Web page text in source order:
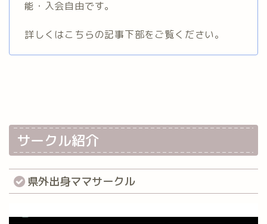
能・入会自由です。
詳しくはこちらの記事下部をご覧ください。
サークル紹介
県外出身ママサークル